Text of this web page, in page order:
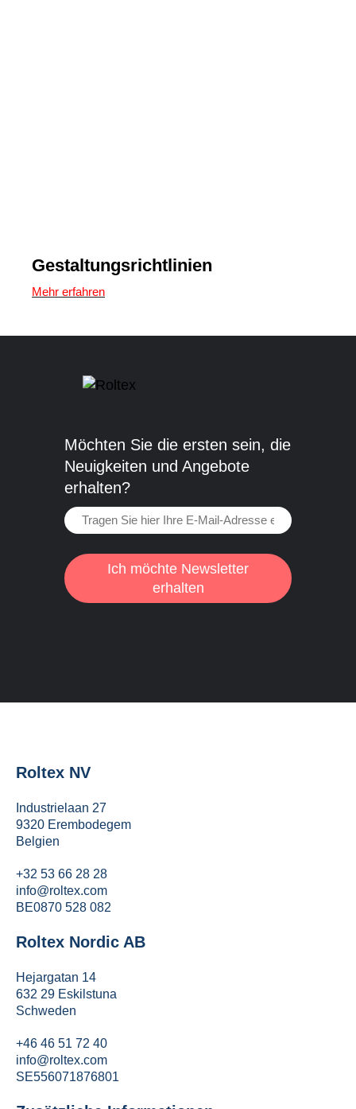
Gestaltungsrichtlinien
Mehr erfahren
Möchten Sie die ersten sein, die
Neuigkeiten und Angebote
erhalten?
Ich möchte Newsletter
erhalten
Roltex NV
Industrielaan 27
9320 Erembodegem
Belgien
+32 53 66 28 28
info@roltex.com
BE0870 528 082
Roltex Nordic AB
Hejargatan 14
632 29 Eskilstuna
Schweden
+46 46 51 72 40
info@roltex.com
SE556071876801